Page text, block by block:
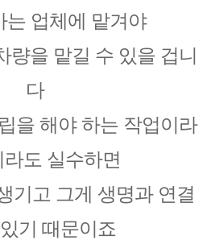
는 업체에 맡겨야
량을 맡길 수 있을 겁니
다
을 해야 하는 작업이라
라도 실수하면
기고 그게 생명과 연결
기 때문이죠